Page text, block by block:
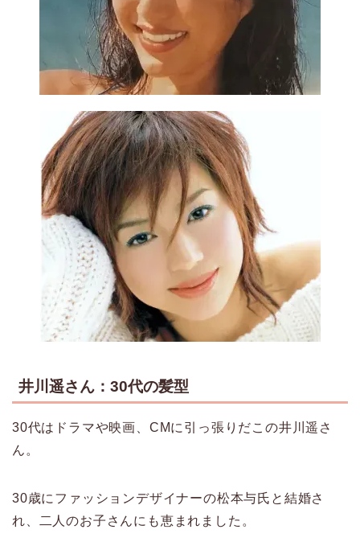
井川遥さん：30代の髪型
30代はドラマや映画、CMに引っ張りだこの井川遥さ
ん。
30歳にファッションデザイナーの松本与氏と結婚さ
れ、二人のお子さんにも恵まれました。